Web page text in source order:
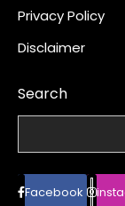
Privacy Policy
Disclaimer
Search
Facebook